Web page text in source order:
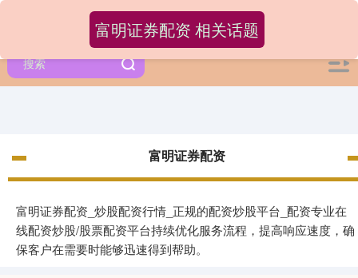
富明证券配资
富明证券配资_炒股配资行情_正规的配资炒股平台_配资专业在
线配资炒股/股票配资平台持续优化服务流程，提高响应速度，确
保客户在需要时能够迅速得到帮助。
富明证券配资 相关话题